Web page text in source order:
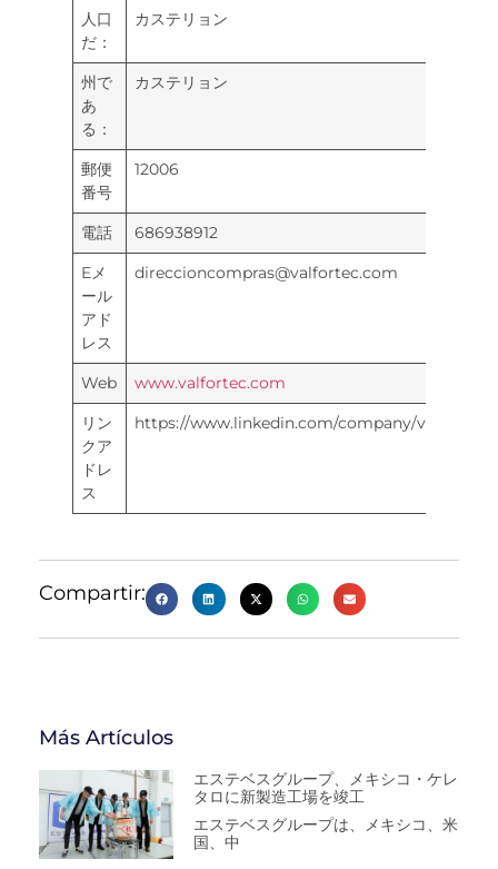
人口
だ：
カステリョン
州で
あ
る：
カステリョン
郵便
番号
12006
電話
686938912
Eメ
ール
アド
レス
direccioncompras@valfortec.com
Web www.valfortec.com
リン
クア
ドレ
ス
https://www.linkedin.com/company/valfortec/
Compartir:
Más Artículos
エステベスグループ、メキシコ・ケレ
タロに新製造工場を竣工
エステベスグループは、メキシコ、米
国、中